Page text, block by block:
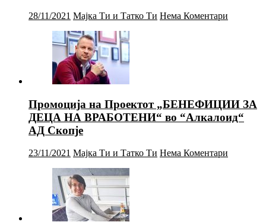
28/11/2021 Мајка Ти и Татко Ти Нема Коментари
Промоција на Проектот „БЕНЕФИЦИИ ЗА
ДЕЦА НА ВРАБОТЕНИ“ во “Алкалоид“
АД Скопје
23/11/2021 Мајка Ти и Татко Ти Нема Коментари